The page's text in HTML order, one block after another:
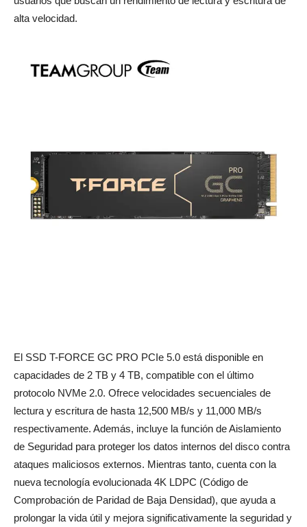
alta velocidad.
El SSD T-FORCE GC PRO PCIe 5.0 está disponible en
capacidades de 2 TB y 4 TB, compatible con el último
protocolo NVMe 2.0. Ofrece velocidades secuenciales de
lectura y escritura de hasta 12,500 MB/s y 11,000 MB/s
respectivamente. Además, incluye la función de Aislamiento
de Seguridad para proteger los datos internos del disco contra
ataques maliciosos externos. Mientras tanto, cuenta con la
nueva tecnología evolucionada 4K LDPC (Código de
Comprobación de Paridad de Baja Densidad), que ayuda a
prolongar la vida útil y mejora significativamente la seguridad y